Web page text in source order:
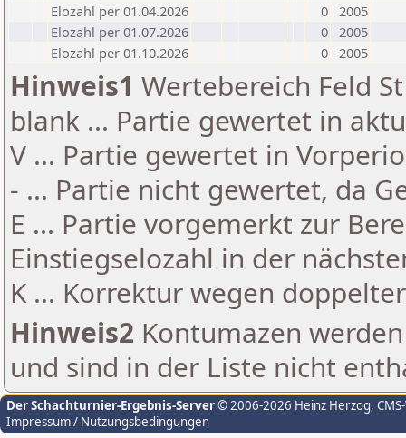
Elozahl per 01.04.2026
0 2005
Elozahl per 01.07.2026
0 2005
Elozahl per 01.10.2026
0 2005
Hinweis1 Wertebereich Feld
blank ... Partie gewertet in
V ... Partie gewertet in
- ... Partie nicht gewertet, da
E ... Partie vorgemerkt zur
Einstiegselozahl in der
K ... Korrektur wegen
Hinweis2 Kontumazen
und sind in der Liste nicht
Der Schachturnier-Ergebnis-Server© 2006-2026 Heinz Herzog,
Impressum / Nutzungsbedingungen